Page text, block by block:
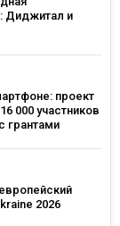
Диджитал и
проект
000 участников
грантами
2026